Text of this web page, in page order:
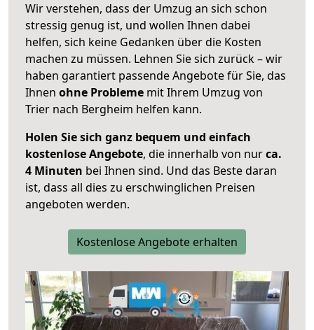
Wir verstehen, dass der Umzug an sich schon
stressig genug ist, und wollen Ihnen dabei
helfen, sich keine Gedanken über die Kosten
machen zu müssen. Lehnen Sie sich zurück – wir
haben garantiert passende Angebote für Sie, das
Ihnen ohne Probleme mit Ihrem Umzug von
Trier nach Bergheim helfen kann.
Holen Sie sich ganz bequem und einfach
kostenlose Angebote, die innerhalb von nurca.
4 Minuten bei Ihnen sind. Und das Beste daran
ist, dass all dies zu erschwinglichen Preisen
angeboten werden.
Kostenlose Angebote erhalten